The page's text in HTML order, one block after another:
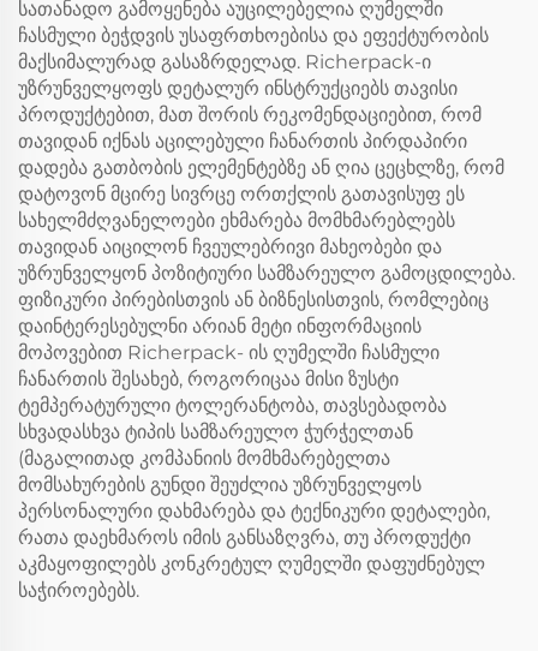
სათანადო გამოყენება აუცილებელია ღუმელში
ჩასმული ბეჭდვის უსაფრთხოებისა და ეფექტურობის
მაქსიმალურად გასაზრდელად. Richerpack-ი
უზრუნველყოფს დეტალურ ინსტრუქციებს თავისი
პროდუქტებით, მათ შორის რეკომენდაციებით, რომ
თავიდან იქნას აცილებული ჩანართის პირდაპირი
დადება გათბობის ელემენტებზე ან ღია ცეცხლზე, რომ
დატოვონ მცირე სივრცე ორთქლის გათავისუფ ეს
სახელმძღვანელოები ეხმარება მომხმარებლებს
თავიდან აიცილონ ჩვეულებრივი მახეობები და
უზრუნველყონ პოზიტიური სამზარეულო გამოცდილება.
ფიზიკური პირებისთვის ან ბიზნესისთვის, რომლებიც
დაინტერესებულნი არიან მეტი ინფორმაციის
მოპოვებით Richerpack- ის ღუმელში ჩასმული
ჩანართის შესახებ, როგორიცაა მისი ზუსტი
ტემპერატურული ტოლერანტობა, თავსებადობა
სხვადასხვა ტიპის სამზარეულო ჭურჭელთან
(მაგალითად კომპანიის მომხმარებელთა
მომსახურების გუნდი შეუძლია უზრუნველყოს
პერსონალური დახმარება და ტექნიკური დეტალები,
რათა დაეხმაროს იმის განსაზღვრა, თუ პროდუქტი
აკმაყოფილებს კონკრეტულ ღუმელში დაფუძნებულ
საჭიროებებს.